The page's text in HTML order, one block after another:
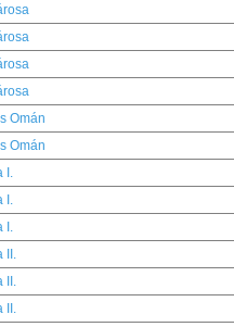
Omán
Omán
I.
I.
I.
II.
II.
II.